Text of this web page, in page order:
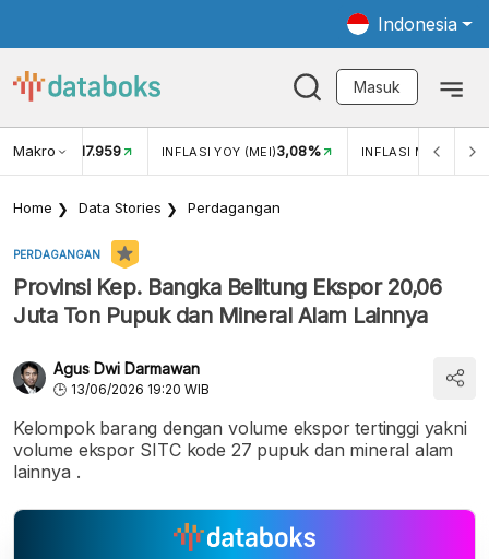
Indonesia
Masuk
Makro
USD/IDR 17.959 INFLASI YOY (MEI)3,08% INFLASI MOM (MEI)
Home Data Stories Perdagangan
PERDAGANGAN
Provinsi Kep. Bangka Belitung Ekspor 20,06
Juta Ton Pupuk dan Mineral Alam Lainnya
Agus Dwi Darmawan
13/06/2026 19:20 WIB
Kelompok barang dengan volume ekspor tertinggi yakni
volume ekspor SITC kode 27 pupuk dan mineral alam
lainnya .